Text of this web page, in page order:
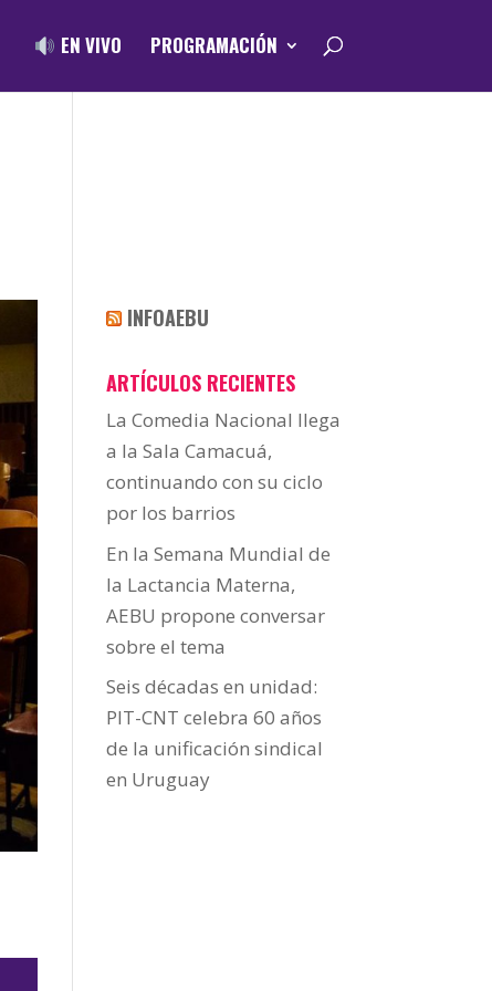
EN VIVO PROGRAMACIÓN
INFOAEBU
ARTÍCULOS RECIENTES
La Comedia Nacional llega
a la Sala Camacuá,
continuando con su ciclo
por los barrios
En la Semana Mundial de
la Lactancia Materna,
AEBU propone conversar
sobre el tema
Seis décadas en unidad:
PIT-CNT celebra 60 años
de la unificación sindical
en Uruguay